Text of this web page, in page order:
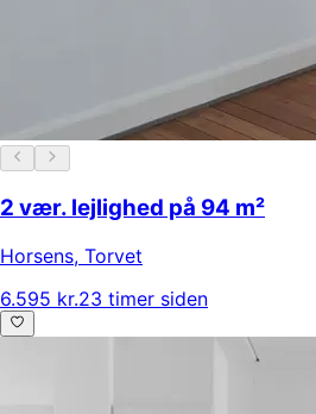
2 vær. lejlighed på 94 m²
Horsens, Torvet
6.595 kr.23 timer siden